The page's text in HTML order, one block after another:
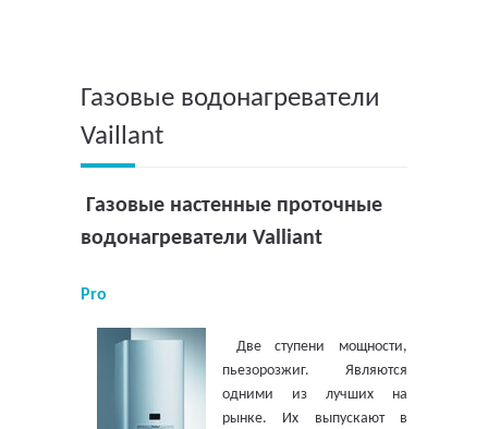
Газовые водонагреватели
Vaillant
Газовые настенные проточные
водонагреватели Valliant
Pro
Две ступени мощности,
пьезорозжиг. Являются
одними из лучших на
рынке. Их выпускают в